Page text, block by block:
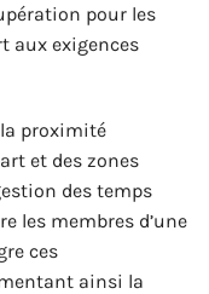
pour les
aux exigences
proximité
et des zones
des temps
les membres d’une
ces
ainsi la